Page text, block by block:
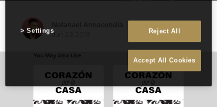
Jun 23 2019 Reject All
Accept All Cookies
Settings